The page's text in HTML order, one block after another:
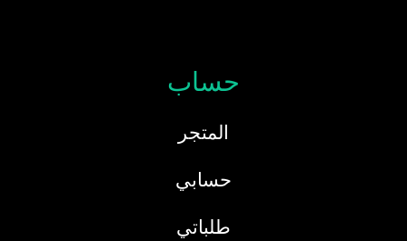
حساب
المتجر
حسابي
طلباتي